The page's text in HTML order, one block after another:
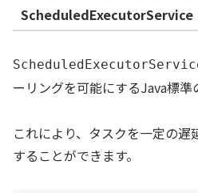
ScheduledExecutorService
ーリングを可能にするJava標準
これにより、タスクを一定の
することができます。